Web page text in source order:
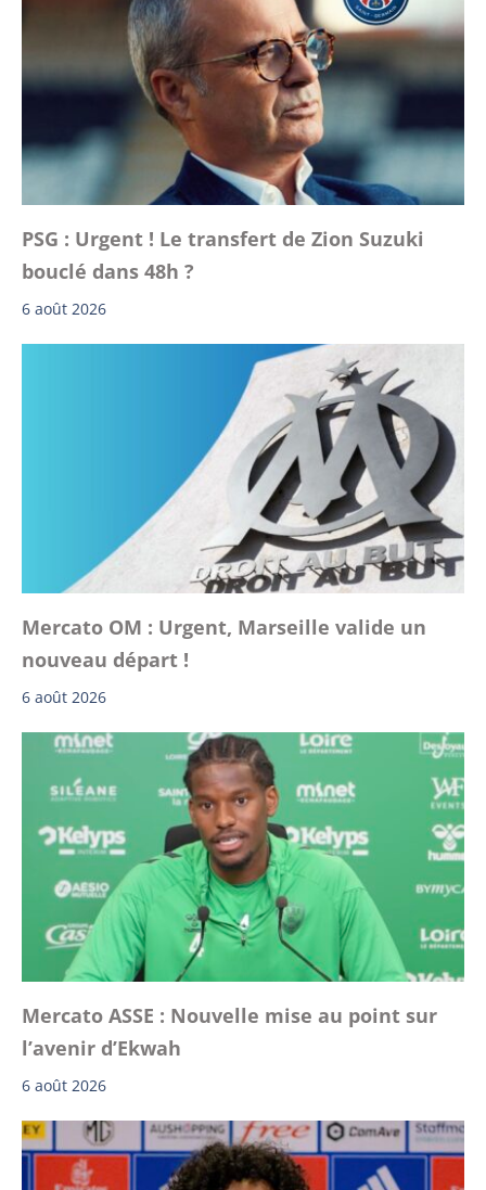
PSG : Urgent ! Le transfert de Zion Suzuki
bouclé dans 48h ?
6 août 2026
Mercato OM : Urgent, Marseille valide un
nouveau départ !
6 août 2026
Mercato ASSE : Nouvelle mise au point sur
l’avenir d’Ekwah
6 août 2026